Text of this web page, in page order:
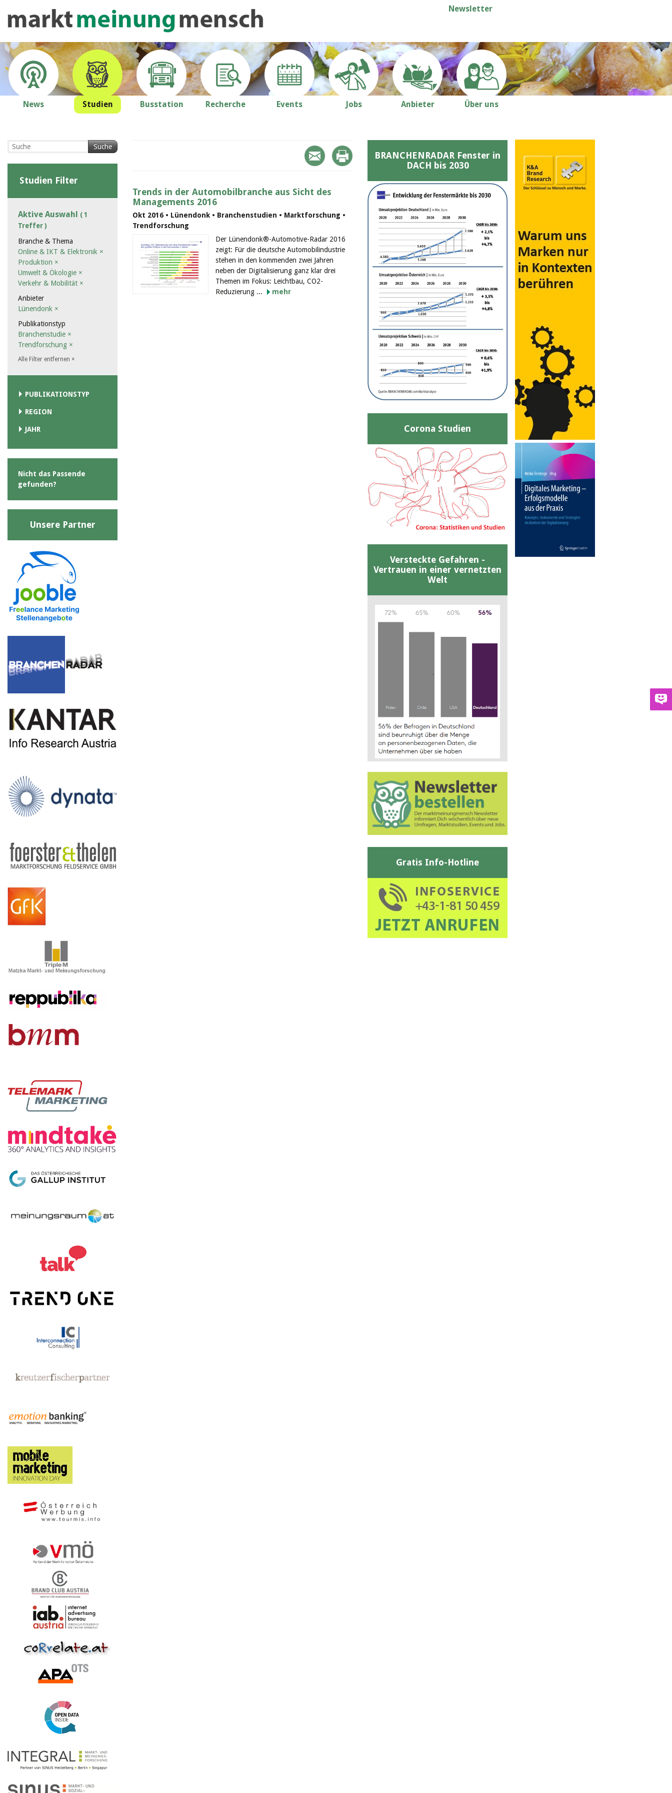
Newsletter
News Studien Busstation Recherche Events Jobs Anbieter Über uns
Trends in der Automobilbranche aus Sicht des
Managements 2016
Okt 2016 • Lünendonk • Branchenstudien • Marktforschung •
Trendforschung
Der Lünendonk®-Automotive-Radar 2016
zeigt: Für die deutsche Automobilindustrie
stehen in den kommenden zwei Jahren
neben der Digitalisierung ganz klar drei
Themen im Fokus: Leichtbau, CO2-
Reduzierung ...
mehr
Suche
Studien Filter
Aktive Auswahl ( 1
Treffer )
Branche & Thema
Online & IKT & Elektronik ×
Produktion ×
Umwelt & Ökologie ×
Verkehr & Mobilität ×
Anbieter
Lünendonk ×
Publikationstyp
Branchenstudie ×
Trendforschung ×
Alle Filter entfernen ×
PUBLIKATIONSTYP
REGION
JAHR
Nicht das Passende
gefunden?
Unsere Partner
BRANCHENRADAR Fenster in
DACH bis 2030
Corona Studien
Versteckte Gefahren -
Vertrauen in einer vernetzten
Welt
Gratis Info-Hotline